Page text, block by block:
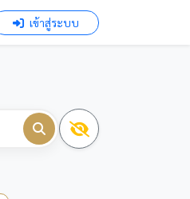
เข้าสู่ระบบ